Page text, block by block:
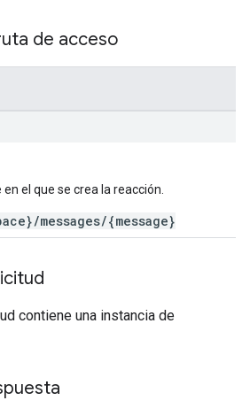
de acceso
el que se crea la reacción.
messages/{message}
contiene una instancia de